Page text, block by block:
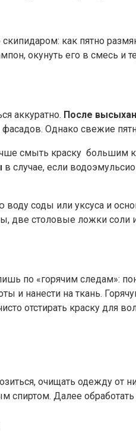
как пятно
окунуть его в смесь и
аккуратно. После
фасадов. Однако свежие
смыть краску большим
в случае, если
соды или уксуса и
две столовые ложки соли и
по «горячим следам»:
и нанести на ткань.
отстирать краску для
очищать одежду от
Далее